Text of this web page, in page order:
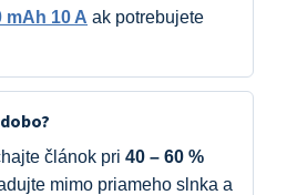
mAh 10 A ak potrebujete
článok pri 40 – 60 %
mimo priameho slnka a